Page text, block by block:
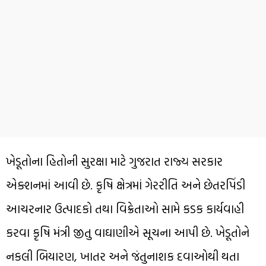
ખેડૂતોના હિતોની સુરક્ષા માટે ગુજરાત રાજ્ય સરકાર
એક્શનમાં આવી છે. કૃષિ ક્ષેત્રમાં ગેરરીતિ અને છેતરપિંડી
આચરનાર ઉત્પાદકો તથા વિક્રેતાઓ સામે કડક કાર્યવાહી
કરવા કૃષિ મંત્રી જીતુ વાઘાણીએ સૂચના આપી છે. ખેડૂતોને
નકલી બિયારણ, ખાતર અને જંતુનાશક દવાઓથી થતા